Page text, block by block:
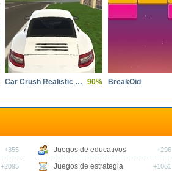
Car Crush Realistic Destruction 90% BreakOid
+355
+2095
Juegos de educativos +296
Juegos de estrategia +1061